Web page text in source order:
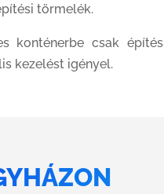
törmelék.
konténerbe csak
kezelést igényel.